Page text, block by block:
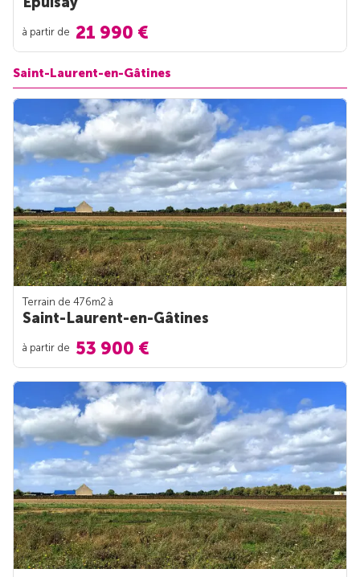
à partir de 21 990 €
Saint-Laurent-en-Gâtines
Terrain de 476m2 à
Saint-Laurent-en-Gâtines
à partir de 53 900 €